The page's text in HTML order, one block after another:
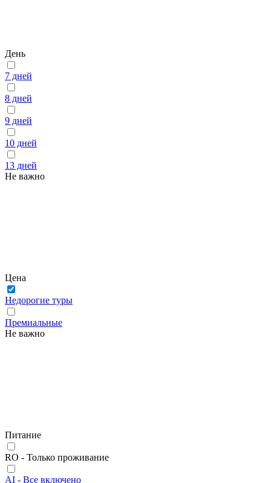
День
7 дней
8 дней
9 дней
10 дней
13 дней
Не важно
Цена
Недорогие туры
Премиальные
Не важно
Питание
RO - Только проживание
AI - Все включено